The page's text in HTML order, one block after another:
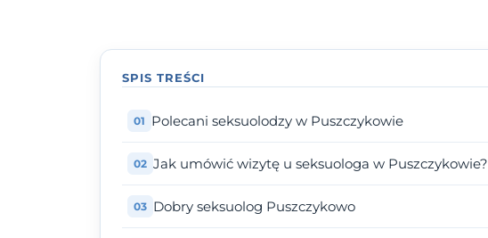
SPIS TREŚCI
Polecani seksuolodzy w Puszczykowie
Jak umówić wizytę u seksuologa w Puszczykowie?
Dobry seksuolog Puszczykowo